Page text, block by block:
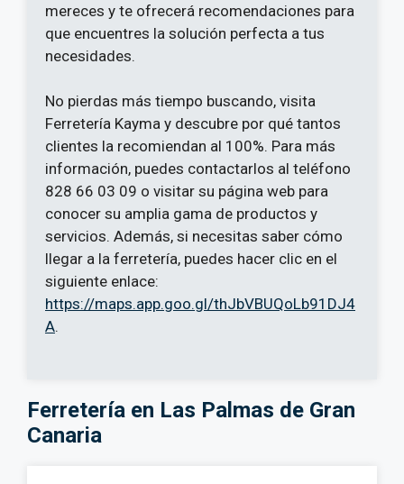
mereces y te ofrecerá recomendaciones para
que encuentres la solución perfecta a tus
necesidades.
No pierdas más tiempo buscando, visita
Ferretería Kayma y descubre por qué tantos
clientes la recomiendan al 100%. Para más
información, puedes contactarlos al teléfono
828 66 03 09 o visitar su página web para
conocer su amplia gama de productos y
servicios. Además, si necesitas saber cómo
llegar a la ferretería, puedes hacer clic en el
siguiente enlace:
https://maps.app.goo.gl/thJbVBUQoLb91DJ4
A.
Ferretería en Las Palmas de Gran
Canaria